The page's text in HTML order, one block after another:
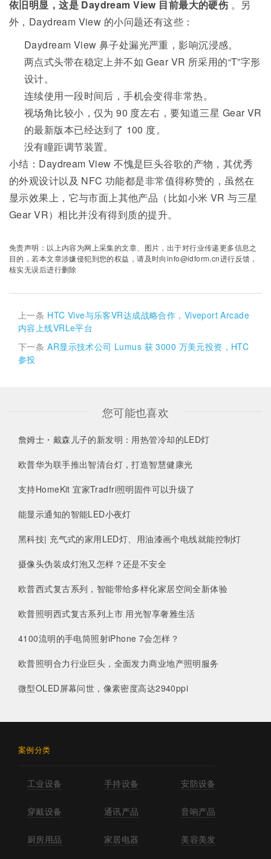
依旧明显，这是 Daydream View 目前最大的硬伤 。另
外，Daydream View 的小问题还有这些：
Daydream View 鼻子处漏光严重，影响沉浸感。
两点式头带在稳定上并不如 Gear VR 所采用的“T”字形
设计。
连续使用一段时间后，手机会变得非常热。
视场角比较小，仅为 90 度左右，要知道三星 Gear VR
的最新版本已经达到了 100 度。
没有瞳距调节装置。
小结：Daydream View 不愧是巨头谷歌的产物，其优秀
的外观设计以及 NFC 功能都是非常值得称赞的，虽然在
显示效果上，它与市面上其他产品（比如小米 VR 与三星
Gear VR）相比并没有得到质的提升。
免责声明：以上内容为网上采集的文章、图片，出于对行业传递更多信息之
目的，若本文章涉嫌侵犯到您的权益，请及时向info@idform.cn进行反馈，
核实无误后进行删除
上一条 HTC Vive与乐客VR达成战略合作，Viveport Arcade
内容上线VRLe平台
下一条 AR显示技术公司 Lumus 获 3000 万美元投资，HTC
参投
您可能也喜欢
詹姆士・戴森儿子的新发明：用热管冷却的LED灯
欧普华为联手推出智清台灯，打造智慧健康光
支持HomeKit 宜家Tradfri照明固件可以升级了
能显示通知的智能LED小夜灯
黑科技| 充气式的家用LED灯、用油漆画个电线就能控制灯
摄像头伪装成灯泡又怎样？还是不安全
欧普西式复古系列，智能带给多样化家居空间全新体验
欧普照明西式复古系列上市 用光智享奢雅生活
4100流明的手电筒照射iPhone 7会怎样？
欧普照明合力行业巨头，全面发力商业地产照明服务
微型OLED屏幕问世，像素密度高达2940ppi
案例分类
工业设备 手持设备 安防设备
穿戴设备 通讯产品 音响产品
厨房用品 家居电器 美容美发